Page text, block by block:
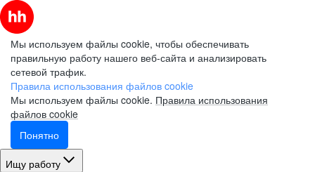
Мы используем файлы cookie, чтобы обеспечивать
правильную работу нашего веб-сайта и анализировать
сетевой трафик.
Правила использования файлов cookie
Мы используем файлы cookie. Правила использования
файлов cookie
Понятно
Ищу работу